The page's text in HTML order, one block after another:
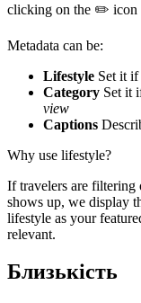
clicking on the ✏️ icon
Metadata can be:
Lifestyle Set it if
Category Set it
view
Captions
Why use lifestyle?
If travelers are filtering
shows up, we display
lifestyle as your
relevant.
Близькість